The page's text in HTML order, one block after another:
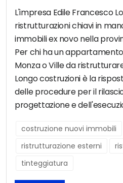
L'impresa Edile Francesco
ristrutturazioni chiavi in
immobili ex novo nella
Per chi ha un
Monza o Ville da
Longo costruzioni è la
delle procedure per il
progettazione e
costruzione nuovi immobili
ristrutturazione esterni
tinteggiatura